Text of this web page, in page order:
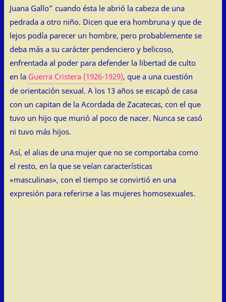
Juana Gallo” cuando ésta le abrió la cabeza de una
pedrada a otro niño. Dicen que era hombruna y que de
lejos podía parecer un hombre, pero probablemente se
deba más a su carácter pendenciero y belicoso,
enfrentada al poder para defender la libertad de culto
en la Guerra Cristera (1926-1929), que a una cuestión
de orientación sexual. A los 13 años se escapó de casa
con un capitan de la Acordada de Zacatecas, con el que
tuvo un hijo que murió al poco de nacer. Nunca se casó
ni tuvo más hijos.
Así, el alias de una mujer que no se comportaba como
el resto, en la que se veían características
«masculinas», con el tiempo se convirtió en una
expresión para referirse a las mujeres homosexuales.